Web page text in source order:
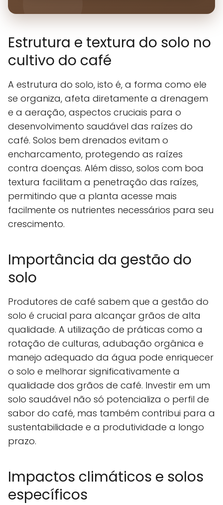
Estrutura e textura do solo no
cultivo do café
A estrutura do solo, isto é, a forma como ele
se organiza, afeta diretamente a drenagem
e a aeração, aspectos cruciais para o
desenvolvimento saudável das raízes do
café. Solos bem drenados evitam o
encharcamento, protegendo as raízes
contra doenças. Além disso, solos com boa
textura facilitam a penetração das raízes,
permitindo que a planta acesse mais
facilmente os nutrientes necessários para seu
crescimento.
Importância da gestão do
solo
Produtores de café sabem que a gestão do
solo é crucial para alcançar grãos de alta
qualidade. A utilização de práticas como a
rotação de culturas, adubação orgânica e
manejo adequado da água pode enriquecer
o solo e melhorar significativamente a
qualidade dos grãos de café. Investir em um
solo saudável não só potencializa o perfil de
sabor do café, mas também contribui para a
sustentabilidade e a produtividade a longo
prazo.
Impactos climáticos e solos
específicos